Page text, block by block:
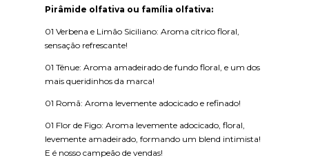
Pirâmide olfativa ou família olfativa:
01 Verbena e Limão Siciliano: Aroma cítrico floral,
sensação refrescante!
01 Tênue: Aroma amadeirado de fundo floral, e um dos
mais queridinhos da marca!
01 Romã: Aroma levemente adocicado e refinado!
01 Flor de Figo: Aroma levemente adocicado, floral,
levemente amadeirado, formando um blend intimista!
E é nosso campeão de vendas!